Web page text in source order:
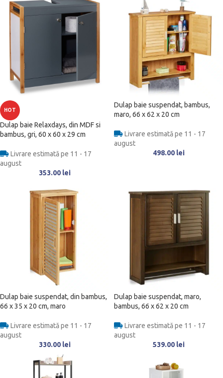
HOT
Dulap baie Relaxdays, din MDF si
bambus, gri, 60 x 60 x 29 cm
Livrare estimată pe 11 - 17
august
353.00 lei
Dulap baie suspendat, bambus,
maro, 66 x 62 x 20 cm
Livrare estimată pe 11 - 17
august
498.00 lei
Dulap baie suspendat, din bambus,
66 x 35 x 20 cm, maro
Livrare estimată pe 11 - 17
august
330.00 lei
Dulap baie suspendat, maro,
bambus, 66 x 62 x 20 cm
Livrare estimată pe 11 - 17
august
539.00 lei